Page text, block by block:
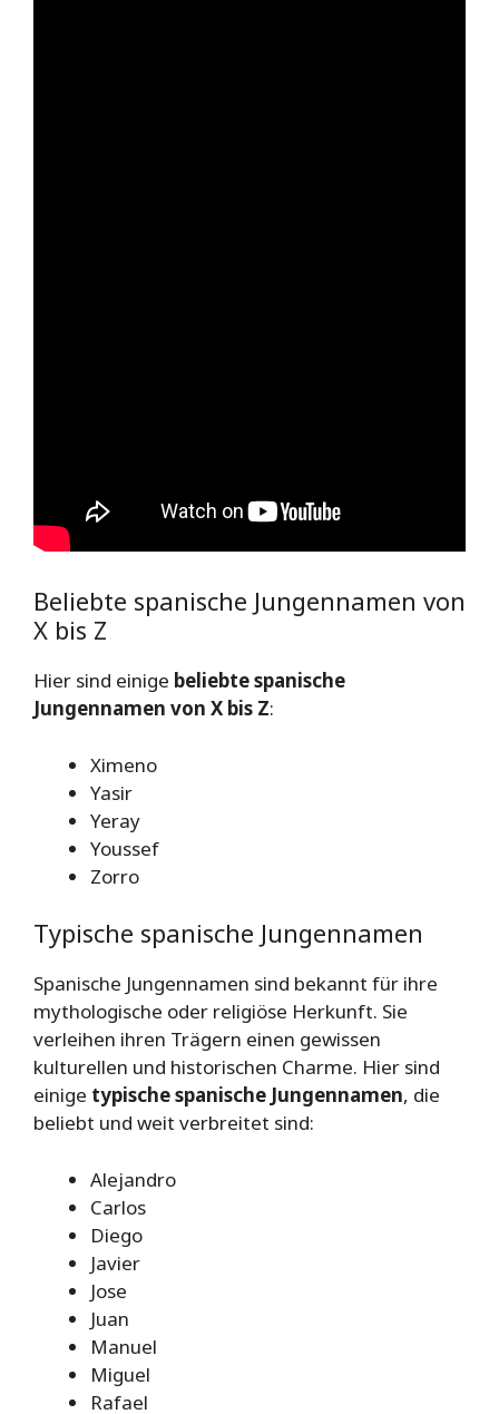
Beliebte spanische Jungennamen von
X bis Z
Hier sind einige beliebte spanische
Jungennamen von X bis Z:
Ximeno
Yasir
Yeray
Youssef
Zorro
Typische spanische Jungennamen
Spanische Jungennamen sind bekannt für ihre
mythologische oder religiöse Herkunft. Sie
verleihen ihren Trägern einen gewissen
kulturellen und historischen Charme. Hier sind
einige typische spanische Jungennamen, die
beliebt und weit verbreitet sind:
Alejandro
Carlos
Diego
Javier
Jose
Juan
Manuel
Miguel
Rafael